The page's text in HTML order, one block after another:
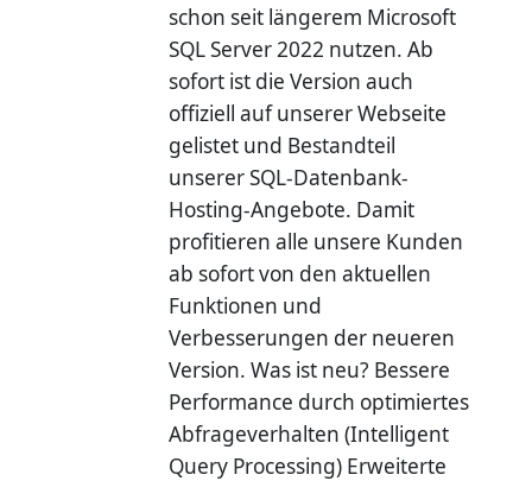
schon seit längerem Microsoft
SQL Server 2022 nutzen. Ab
sofort ist die Version auch
offiziell auf unserer Webseite
gelistet und Bestandteil
unserer SQL-Datenbank-
Hosting-Angebote. Damit
profitieren alle unsere Kunden
ab sofort von den aktuellen
Funktionen und
Verbesserungen der neueren
Version. Was ist neu? Bessere
Performance durch optimiertes
Abfrageverhalten (Intelligent
Query Processing) Erweiterte